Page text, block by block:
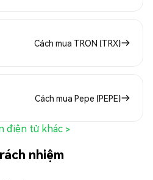
Cách mua TRON (TRX)
Cách mua Pepe (PEPE)
điện tử khác >
nhiệm